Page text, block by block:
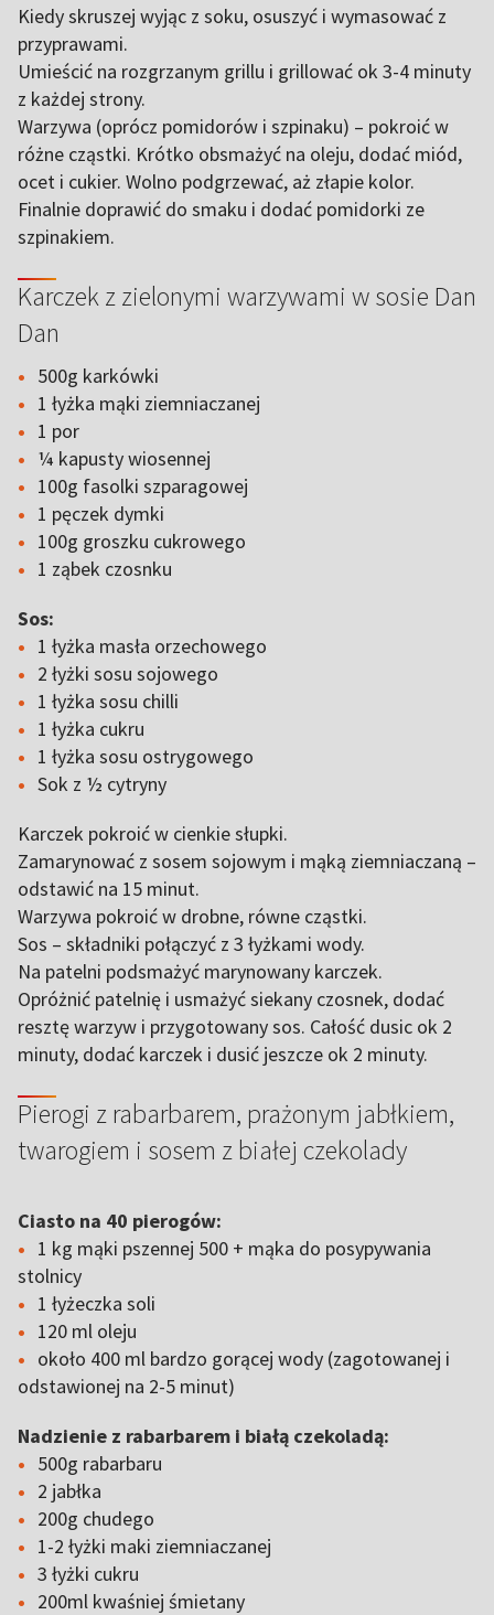
Kiedy skruszej wyjąc z soku, osuszyć i wymasować z
przyprawami.
Umieścić na rozgrzanym grillu i grillować ok 3-4 minuty
z każdej strony.
Warzywa (oprócz pomidorów i szpinaku) – pokroić w
różne cząstki. Krótko obsmażyć na oleju, dodać miód,
ocet i cukier. Wolno podgrzewać, aż złapie kolor.
Finalnie doprawić do smaku i dodać pomidorki ze
szpinakiem.
Karczek z zielonymi warzywami w sosie Dan
Dan
500g karkówki
1 łyżka mąki ziemniaczanej
1 por
¼ kapusty wiosennej
100g fasolki szparagowej
1 pęczek dymki
100g groszku cukrowego
1 ząbek czosnku
Sos:
1 łyżka masła orzechowego
2 łyżki sosu sojowego
1 łyżka sosu chilli
1 łyżka cukru
1 łyżka sosu ostrygowego
Sok z ½ cytryny
Karczek pokroić w cienkie słupki.
Zamarynować z sosem sojowym i mąką ziemniaczaną –
odstawić na 15 minut.
Warzywa pokroić w drobne, równe cząstki.
Sos – składniki połączyć z 3 łyżkami wody.
Na patelni podsmażyć marynowany karczek.
Opróżnić patelnię i usmażyć siekany czosnek, dodać
resztę warzyw i przygotowany sos. Całość dusic ok 2
minuty, dodać karczek i dusić jeszcze ok 2 minuty.
Pierogi z rabarbarem, prażonym jabłkiem,
twarogiem i sosem z białej czekolady
Ciasto na 40 pierogów:
1 kg mąki pszennej 500 + mąka do posypywania
stolnicy
1 łyżeczka soli
120 ml oleju
około 400 ml bardzo gorącej wody (zagotowanej i
odstawionej na 2-5 minut)
Nadzienie z rabarbarem i białą czekoladą:
500g rabarbaru
2 jabłka
200g chudego
1-2 łyżki maki ziemniaczanej
3 łyżki cukru
200ml kwaśniej śmietany